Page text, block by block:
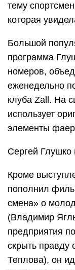
тему
которая
Большой
программа
номеров,
еженедельно
клуба Zall. На
использует
элементы
Сергей Глушко
Кроме
пополнил
смена» о
(Владимир
предприятия
скрыть правду
Теплова), он